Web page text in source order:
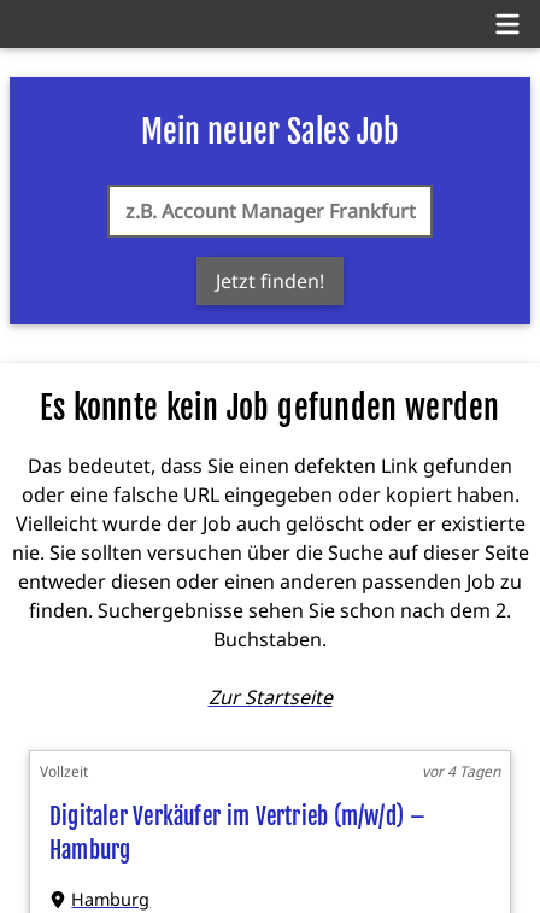
Mein neuer Sales Job
Jetzt finden!
Es konnte kein Job gefunden werden
Das bedeutet, dass Sie einen defekten Link gefunden
oder eine falsche URL eingegeben oder kopiert haben.
Vielleicht wurde der Job auch gelöscht oder er existierte
nie. Sie sollten versuchen über die Suche auf dieser Seite
entweder diesen oder einen anderen passenden Job zu
finden. Suchergebnisse sehen Sie schon nach dem 2.
Buchstaben.
Zur Startseite
Vollzeit vor 4 Tagen
Digitaler Verkäufer im Vertrieb (m/w/d) –
Hamburg
Hamburg